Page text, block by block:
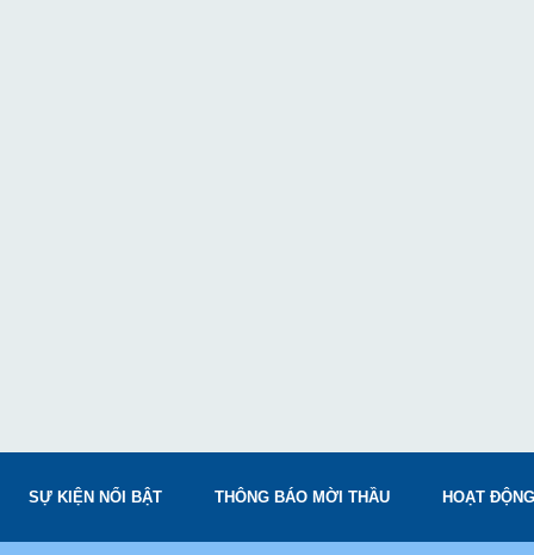
SỰ KIỆN NỔI BẬT THÔNG BÁO MỜI THẦU HOẠT